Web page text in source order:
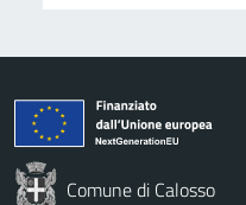
Comune di Calosso